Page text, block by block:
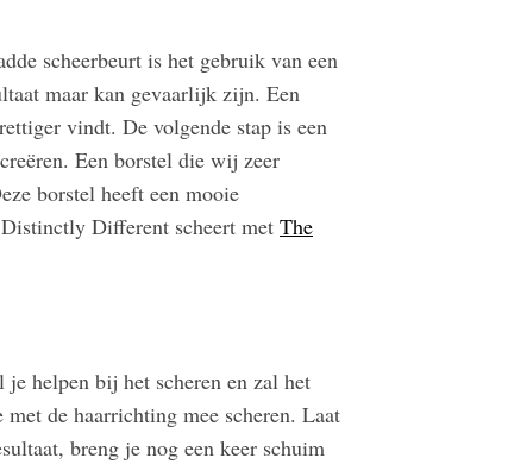
scheerbeurt is het gebruik van een
maar kan gevaarlijk zijn. Een
vindt. De volgende stap is een
Een borstel die wij zeer
borstel heeft een mooie
Different scheert met The
helpen bij het scheren en zal het
de haarrichting mee scheren. Laat
breng je nog een keer schuim